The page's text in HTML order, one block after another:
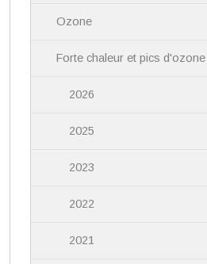
Ozone
Forte chaleur et pics d'ozone
2026
2025
2023
2022
2021